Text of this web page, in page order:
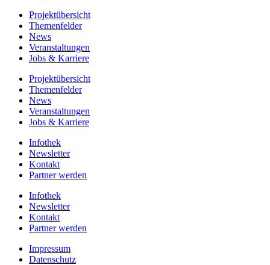
Projektübersicht
Themenfelder
News
Veranstaltungen
Jobs & Karriere
Projektübersicht
Themenfelder
News
Veranstaltungen
Jobs & Karriere
Infothek
Newsletter
Kontakt
Partner werden
Infothek
Newsletter
Kontakt
Partner werden
Impressum
Datenschutz